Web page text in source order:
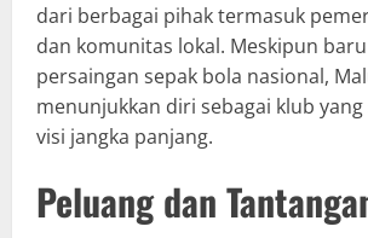
dari berbagai pihak termasuk
dan komunitas lokal. Meskipun
persaingan sepak bola nasional,
menunjukkan diri sebagai klub
visi jangka panjang.
Peluang dan